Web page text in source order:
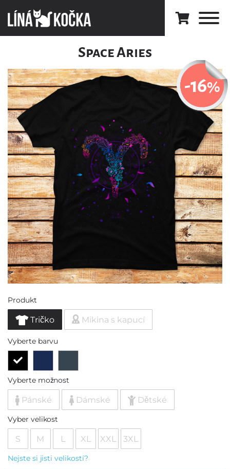
Space Aries
-16%
Produkt
Tričko Mikina s kapucí
Vyberte barvu
Vyberte možnost
Pánské Dámské Dětské
Vyber velikost
S M L XL XXL 3XL
Nejste si jisti velikostí?